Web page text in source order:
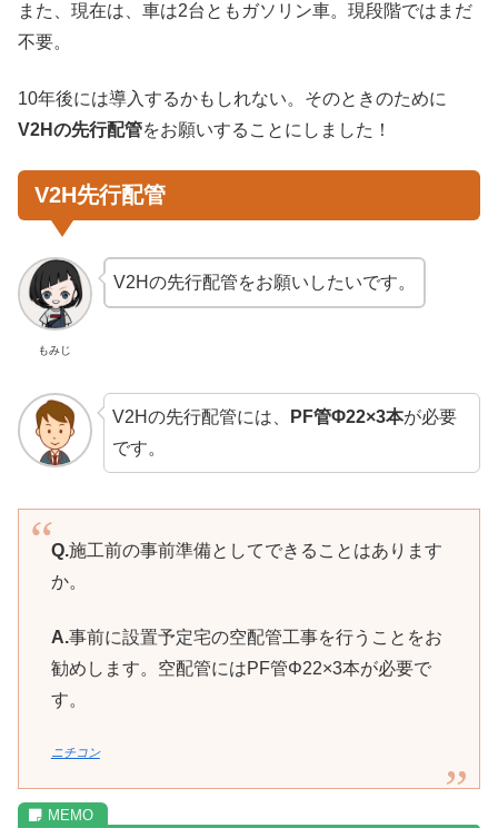
また、現在は、車は2台ともガソリン車。現段階ではまだ
不要。
10年後には導入するかもしれない。そのときのために
V2Hの先行配管をお願いすることにしました！
V2H先行配管
もみじ
V2Hの先行配管をお願いしたいです。
V2Hの先行配管には、 PF管Φ22×3本が必要
です。
Q.施工前の事前準備としてできることはあります
か。
A.事前に設置予定宅の空配管工事を行うことをお
勧めします。空配管にはPF管Φ22×3本が必要で
す。
ニチコン